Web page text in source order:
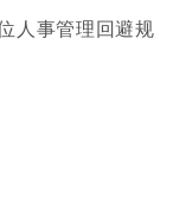
人事管理回避规